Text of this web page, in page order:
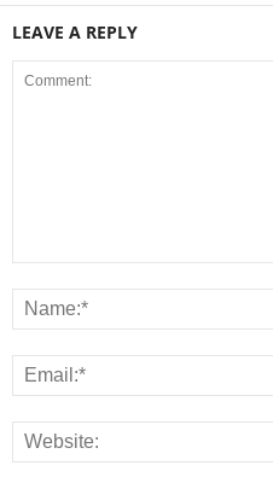
LEAVE A REPLY